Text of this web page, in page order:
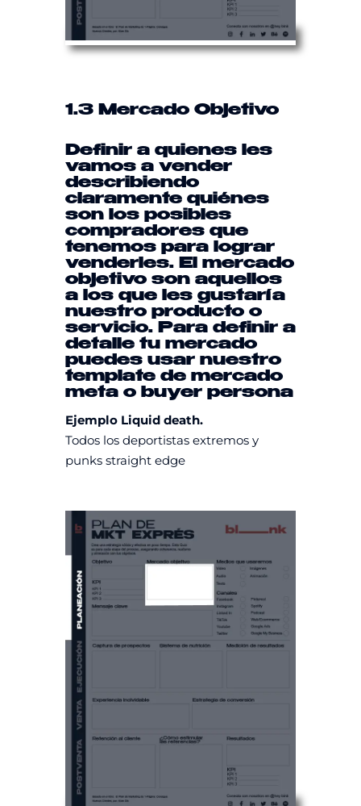
1.3 Mercado Objetivo
Definir a quienes les
vamos a vender
describiendo
claramente quiénes
son los posibles
compradores que
tenemos para lograr
venderles. El mercado
objetivo son aquellos
a los que les gustaría
nuestro producto o
servicio. Para definir a
detalle tu mercado
puedes usar nuestro
templatede mercado
metao buyer persona
Ejemplo Liquid death.
Todos los deportistas extremos y
punks straight edge